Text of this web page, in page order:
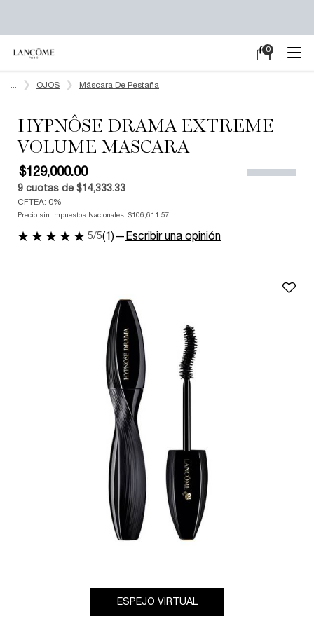
Mi
0
0 producto
OJOS Máscara De Pestaña
HYPNÔSE DRAMA EXTREME
VOLUME MASCARA
$129,000.00
9 cuotas de $14,333.33
CFTEA: 0%
Precio sin Impuestos Nacionales: $106,611.57
5/5(1)— Escribir una opinión
ESPEJO VIRTUALHYPNÔSE DRAMA